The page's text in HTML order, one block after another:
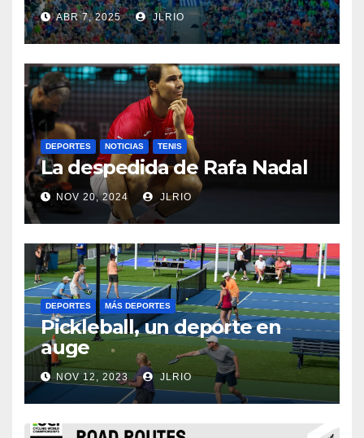
ABR 7, 2025 JLRIO
DEPORTES NOTICIAS TENIS
La despedida de Rafa Nadal
NOV 20, 2024 JLRIO
DEPORTES MÁS DEPORTES
Pickleball, un deporte en
auge
NOV 12, 2023 JLRIO